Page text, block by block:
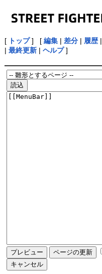
[ トップ] [ 編集| 差分| 履歴|
| 最終更新| ヘルプ]